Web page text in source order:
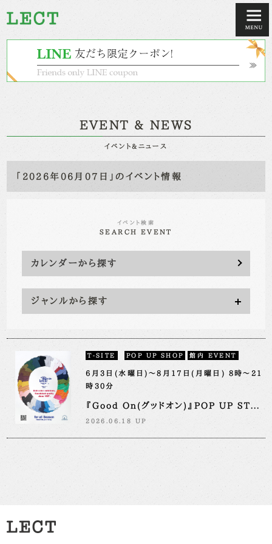
EVENT & NEWS
イベント&ニュース
「2026年06月07日」のイベント情報
イベント検索
SEARCH EVENT
カレンダーから探す
ジャンルから探す
T-SITE POP UP SHOP 館内 EVENT
6月3日(水曜日)～8月17日(月曜日) 8時～21
時30分
『Good On(グッドオン)』POP UP ST...
2026.06.18 UP